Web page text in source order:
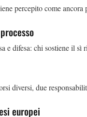
percepito come
e difesa: chi sostiene il
diversi, due
europei